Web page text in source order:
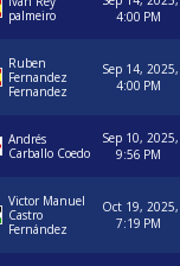
palmeiro
4:00 PM
Ruben
Fernandez
Fernandez
Sep 14, 2025,
4:00 PM
Andrés
Carballo Coedo
Sep 10, 2025,
9:56 PM
Victor Manuel
Castro
Fernández
Oct 19, 2025,
7:19 PM